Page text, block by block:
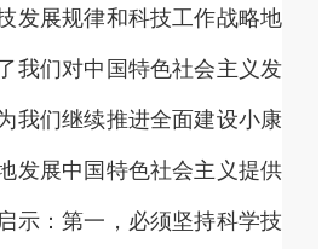
发展规律和科技工作战略地
我们对中国特色社会主义发
我们继续推进全面建设小康
发展中国特色社会主义提供
示：第一，必须坚持科学技